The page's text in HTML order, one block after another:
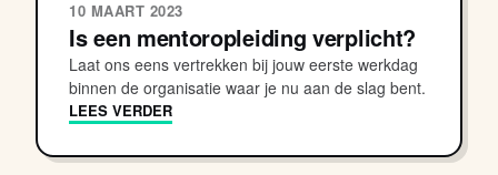
10 MAART 2023
Is een mentoropleiding verplicht?
Laat ons eens vertrekken bij jouw eerste werkdag
binnen de organisatie waar je nu aan de slag bent.
LEES VERDER